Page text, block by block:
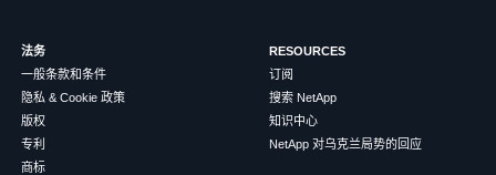
法务
一般条款和条件
隐私 & Cookie 政策
版权
专利
商标
RESOURCES
订阅
搜索 NetApp
知识中心
NetApp 对乌克兰局势的回应